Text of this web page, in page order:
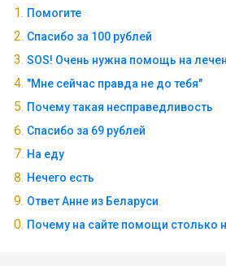
Помогите
Спасибо за 100 рублей
SOS! Очень нужна помощь на
"Мне сейчас правда не до тебя"
Почему такая несправедливость
Спасибо за 69 рублей
На еду
Нечего есть
Ответ Анне из Беларуси
Почему на сайте помощи столько